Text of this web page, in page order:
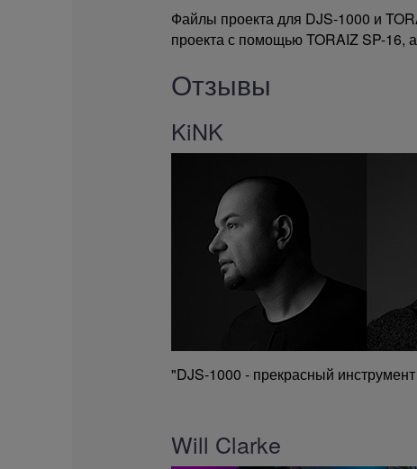
Файлы проекта для DJS-1000 и
проекта с помощью TORAIZ SP-16,
Отзывы
KiNK
"DJS-1000 - прекрасный
Will Clarke